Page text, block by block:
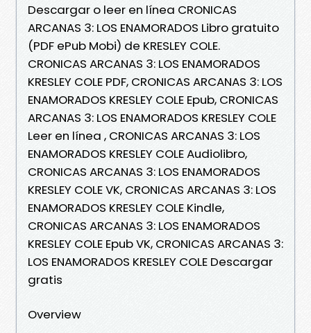
Descargar o leer en línea CRONICAS
ARCANAS 3: LOS ENAMORADOS Libro gratuito
(PDF ePub Mobi) de KRESLEY COLE.
CRONICAS ARCANAS 3: LOS ENAMORADOS
KRESLEY COLE PDF, CRONICAS ARCANAS 3: LOS
ENAMORADOS KRESLEY COLE Epub, CRONICAS
ARCANAS 3: LOS ENAMORADOS KRESLEY COLE
Leer en línea , CRONICAS ARCANAS 3: LOS
ENAMORADOS KRESLEY COLE Audiolibro,
CRONICAS ARCANAS 3: LOS ENAMORADOS
KRESLEY COLE VK, CRONICAS ARCANAS 3: LOS
ENAMORADOS KRESLEY COLE Kindle,
CRONICAS ARCANAS 3: LOS ENAMORADOS
KRESLEY COLE Epub VK, CRONICAS ARCANAS 3:
LOS ENAMORADOS KRESLEY COLE Descargar
gratis
Overview